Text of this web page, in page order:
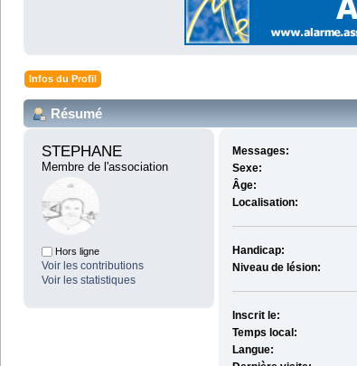
Infos du Profil
Résumé
STEPHANE
Membre de l'association
Hors ligne
Voir les contributions
Voir les statistiques
Messages:
Sexe:
Âge:
Localisation:
Handicap:
Niveau de lésion:
Inscrit le:
Temps local:
Langue: